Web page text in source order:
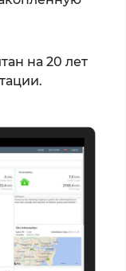
на 20 лет